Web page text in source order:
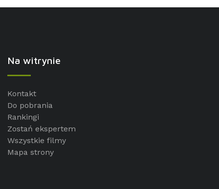
Na witrynie
Kontakt
Do pobrania
Rankingi
Zostań ekspertem
Wszystkie filmy
Mapa strony